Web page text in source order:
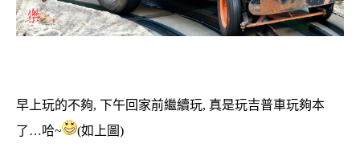
早上玩的不夠, 下午回家前繼續玩, 真是玩吉普車玩夠本
了…哈~
(如上圖)